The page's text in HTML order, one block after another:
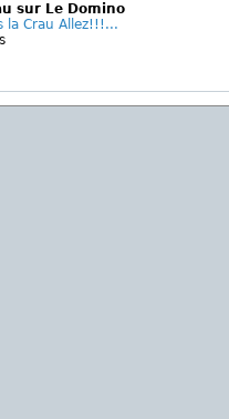
sur Le Domino
la Crau Allez!!!...